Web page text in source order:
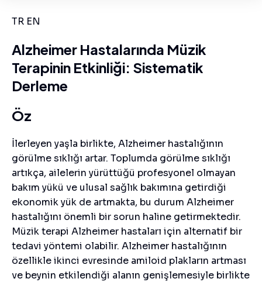
TR EN
Alzheimer Hastalarında Müzik
Terapinin Etkinliği: Sistematik
Derleme
Öz
İlerleyen yaşla birlikte, Alzheimer hastalığının
görülme sıklığı artar. Toplumda görülme sıklığı
artıkça, ailelerin yürüttüğü profesyonel olmayan
bakım yükü ve ulusal sağlık bakımına getirdiği
ekonomik yük de artmakta, bu durum Alzheimer
hastalığını önemli bir sorun haline getirmektedir.
Müzik terapi Alzheimer hastaları için alternatif bir
tedavi yöntemi olabilir. Alzheimer hastalığının
özellikle ikinci evresinde amiloid plakların artması
ve beynin etkilendiği alanın genişlemesiyle birlikte